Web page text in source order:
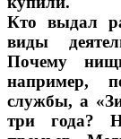
Кто выдал
виды
Почему
например,
службы, а
три года?